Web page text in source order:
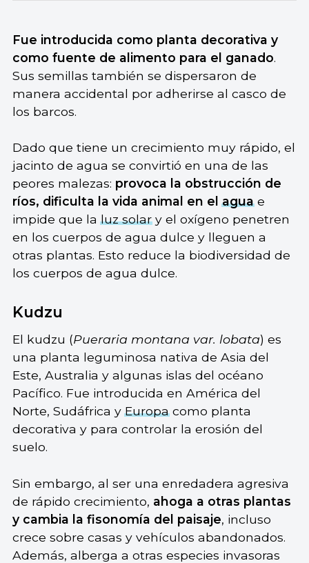
Fue introducida como planta decorativa y
como fuente de alimento para el ganado.
Sus semillas también se dispersaron de
manera accidental por adherirse al casco de
los barcos.
Dado que tiene un crecimiento muy rápido, el
jacinto de agua se convirtió en una de las
peores malezas: provoca la obstrucción de
ríos, dificulta la vida animal en elaguae
impide que laluz solary el oxígeno penetren
en los cuerpos de agua dulce y lleguen a
otras plantas. Esto reduce la biodiversidad de
los cuerpos de agua dulce.
Kudzu
El kudzu (Pueraria montana var. lobata) es
una planta leguminosa nativa de Asia del
Este, Australia y algunas islas del océano
Pacífico. Fue introducida en América del
Norte, Sudáfrica yEuropacomo planta
decorativa y para controlar la erosión del
suelo.
Sin embargo, al ser una enredadera agresiva
de rápido crecimiento, ahoga a otras plantas
y cambia la fisonomía del paisaje, incluso
crece sobre casas y vehículos abandonados.
Además, alberga a otras especies invasoras